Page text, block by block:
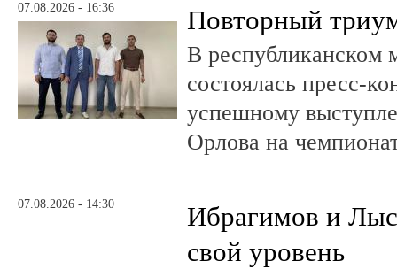
07.08.2026 - 16:36 Повторный
В республиканском
состоялась пресс-
успешному
Орлова на
07.08.2026 - 14:30
Ибрагимов и
свой уровень